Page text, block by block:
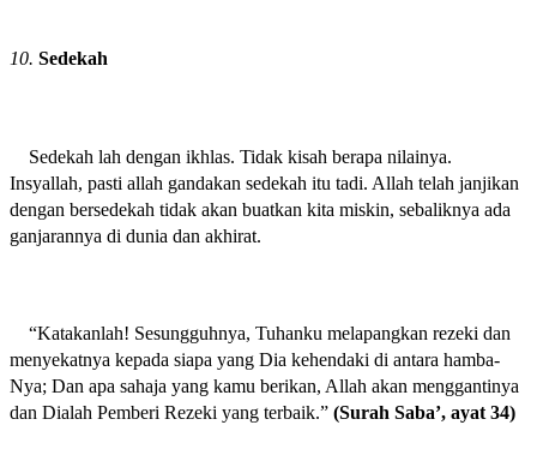
10. Sedekah
Sedekah lah dengan ikhlas. Tidak kisah berapa nilainya.
Insyallah, pasti allah gandakan sedekah itu tadi. Allah telah janjikan
dengan bersedekah tidak akan buatkan kita miskin, sebaliknya ada
ganjarannya di dunia dan akhirat.
“Katakanlah! Sesungguhnya, Tuhanku melapangkan rezeki dan
menyekatnya kepada siapa yang Dia kehendaki di antara hamba-
Nya; Dan apa sahaja yang kamu berikan, Allah akan menggantinya
dan Dialah Pemberi Rezeki yang terbaik.” (Surah Saba’, ayat 34)